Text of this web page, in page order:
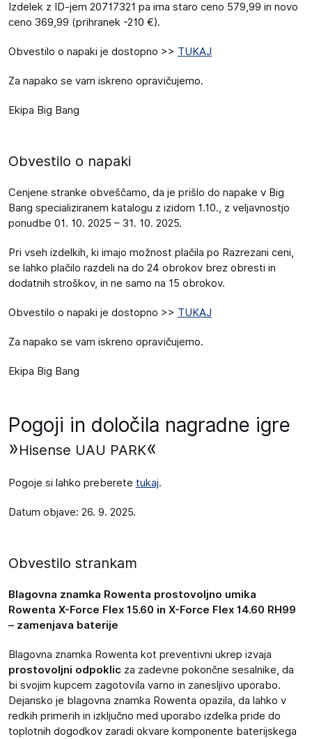
Izdelek z ID-jem 20717321 pa ima staro ceno 579,99 in novo
ceno 369,99 (prihranek -210 €).
Obvestilo o napaki je dostopno >> TUKAJ
Za napako se vam iskreno opravičujemo.
Ekipa Big Bang
Obvestilo o napaki
Cenjene stranke obveščamo, da je prišlo do napake v Big
Bang specializiranem katalogu z izidom 1.10., z veljavnostjo
ponudbe 01. 10. 2025 – 31. 10. 2025.
Pri vseh izdelkih, ki imajo možnost plačila po Razrezani ceni,
se lahko plačilo razdeli na do 24 obrokov brez obresti in
dodatnih stroškov, in ne samo na 15 obrokov.
Obvestilo o napaki je dostopno >> TUKAJ
Za napako se vam iskreno opravičujemo.
Ekipa Big Bang
Pogoji in določila nagradne igre
»Hisense UAU PARK«
Pogoje si lahko preberete tukaj.
Datum objave: 26. 9. 2025.
Obvestilo strankam
Blagovna znamka Rowenta prostovoljno umika
Rowenta X-Force Flex 15.60 in X-Force Flex 14.60 RH99
– zamenjava baterije
Blagovna znamka Rowenta kot preventivni ukrep izvaja
prostovoljni odpoklic za zadevne pokončne sesalnike, da
bi svojim kupcem zagotovila varno in zanesljivo uporabo.
Dejansko je blagovna znamka Rowenta opazila, da lahko v
redkih primerih in izključno med uporabo izdelka pride do
toplotnih dogodkov zaradi okvare komponente baterijskega